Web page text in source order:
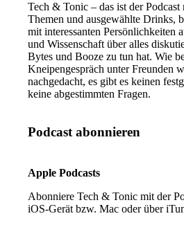
Tech & Tonic – das ist der
Themen und ausgewählte Drinks,
mit interessanten Persönlichkeiten
und Wissenschaft über alles
Bytes und Booze zu tun hat. Wie
Kneipengespräch unter Freunden
nachgedacht, es gibt es keinen
keine abgestimmten Fragen.
Podcast abonnieren
Apple Podcasts
Abonniere Tech & Tonic mit der
iOS-Gerät bzw. Mac oder über